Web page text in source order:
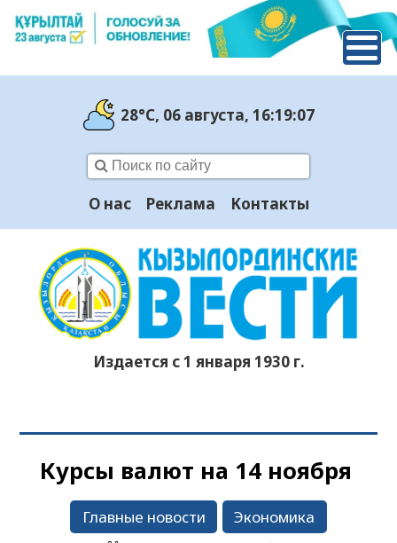
28°C, 06 августа, 16:19:08
О нас Реклама Контакты
Издается с 1 января 1930 г.
Курсы валют на 14 ноября
Главные новости
Экономика